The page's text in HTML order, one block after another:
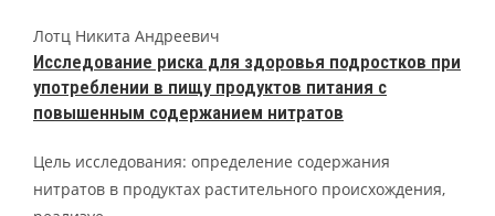
Лотц Никита Андреевич
Исследование риска для здоровья подростков при
употреблении в пищу продуктов питания с
повышенным содержанием нитратов
Цель исследования: определение содержания
нитратов в продуктах растительного происхождения,